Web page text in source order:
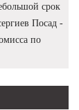
срок
Посад -
по